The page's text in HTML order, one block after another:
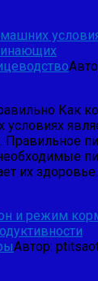
Как
условиях
Правильное
их
и режим
Автор: